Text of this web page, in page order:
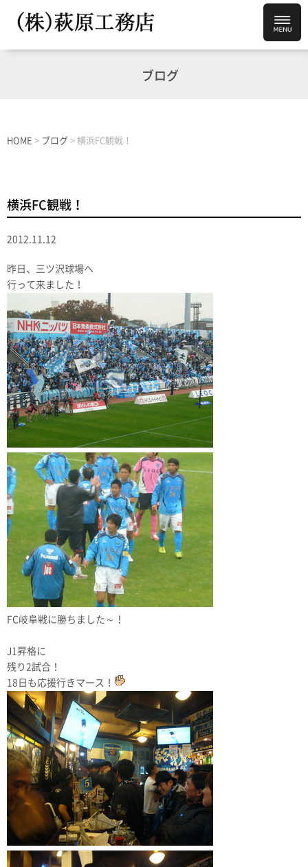
ブログ
HOME > ブログ > 横浜FC観戦！
横浜FC観戦！
2012.11.12
昨日、三ツ沢球場へ
行って来ました！
FC岐阜戦に勝ちました～！
J1昇格に
残り2試合！
18日も応援行きマース！